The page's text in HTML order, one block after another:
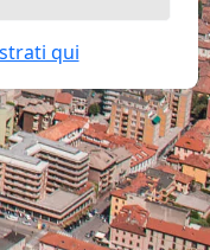
qui